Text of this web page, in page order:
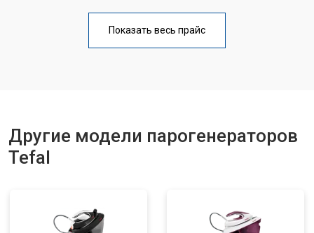
Замена клапана давления от 5850 ₽
Показать весь прайс
Другие модели парогенераторов
Tefal